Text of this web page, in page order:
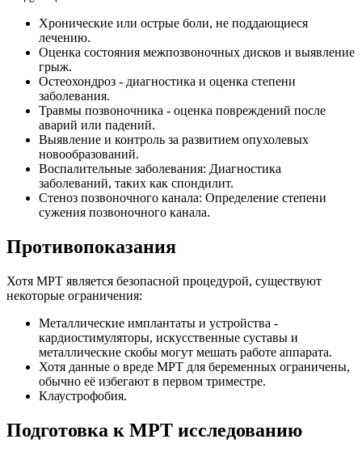
Хронические или острые боли, не поддающиеся
лечению.
Оценка состояния межпозвоночных дисков и выявление
грыж.
Остеохондроз - диагностика и оценка степени
заболевания.
Травмы позвоночника - оценка повреждений после
аварий или падений.
Выявление и контроль за развитием опухолевых
новообразований.
Воспалительные заболевания: Диагностика
заболеваний, таких как спондилит.
Стеноз позвоночного канала: Определение степени
сужения позвоночного канала.
Противопоказания
Хотя МРТ является безопасной процедурой, существуют
некоторые ограничения:
Металлические имплантаты и устройства -
кардиостимуляторы, искусственные суставы и
металлические скобы могут мешать работе аппарата.
Хотя данные о вреде МРТ для беременных ограничены,
обычно её избегают в первом триместре.
Клаустрофобия.
Подготовка к МРТ исследованию